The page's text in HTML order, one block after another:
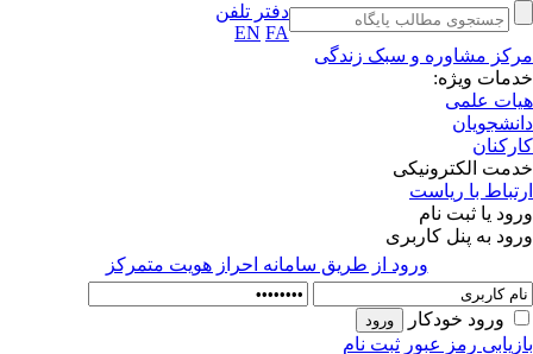
دفتر تلفن
EN FA
مشاوره و سبک زندگی
ویژه:
علمی
الکترونیکی
با ریاست
یا ثبت نام
به پنل کاربری
ورود از طريق سامانه احراز هويت متمركز
ورود خودکار
رمز عبور ثبت نام